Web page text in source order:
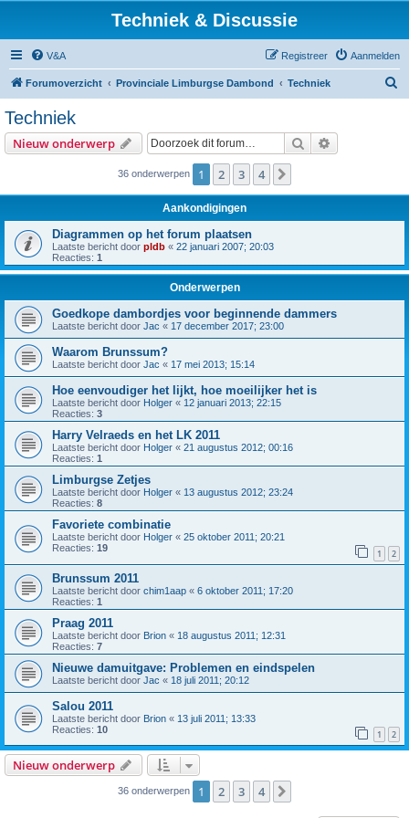
Techniek & Discussie
V&A Aanmelden
Registreer
Forumoverzicht Provinciale Limburgse Dambond Techniek
Techniek
Nieuw onderwerp Zoek
36 onderwerpen 1 2 3 4
Aankondigingen
Diagrammen op het forum plaatsen
Laatste bericht door pldb « 22 januari 2007; 20:03
Reacties: 1
Onderwerpen
Goedkope dambordjes voor beginnende dammers
Laatste bericht door Jac « 17 december 2017; 23:00
Waarom Brunssum?
Laatste bericht door Jac « 17 mei 2013; 15:14
Hoe eenvoudiger het lijkt, hoe moeilijker het is
Laatste bericht door Holger « 12 januari 2013; 22:15
Reacties: 3
Harry Velraeds en het LK 2011
Laatste bericht door Holger « 21 augustus 2012; 00:16
Reacties: 1
Limburgse Zetjes
Laatste bericht door Holger « 13 augustus 2012; 23:24
Reacties: 8
Favoriete combinatie
Laatste bericht door Holger « 25 oktober 2011; 20:21
Reacties: 19 1 2
Brunssum 2011
Laatste bericht door chim1aap « 6 oktober 2011; 17:20
Reacties: 1
Praag 2011
Laatste bericht door Brion « 18 augustus 2011; 12:31
Reacties: 7
Nieuwe damuitgave: Problemen en eindspelen
Laatste bericht door Jac « 18 juli 2011; 20:12
Salou 2011
Laatste bericht door Brion « 13 juli 2011; 13:33
Reacties: 10 1 2
Nieuw onderwerp
36 onderwerpen 1 2 3 4